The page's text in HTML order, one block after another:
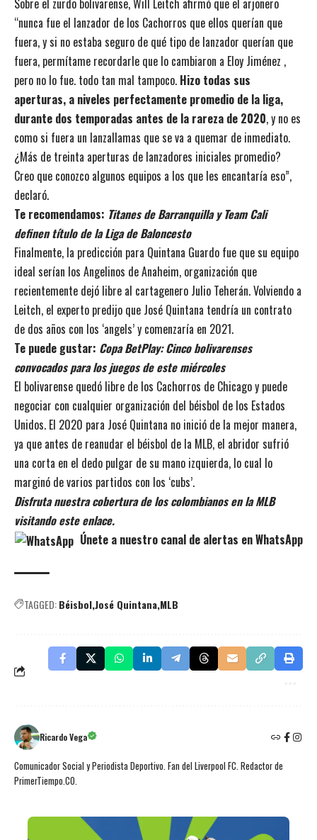
Sobre el zurdo bolivarense, Will Leitch afirmó que el arjonero
“nunca fue el lanzador de los Cachorros que ellos querían que
fuera, y si no estaba seguro de qué tipo de lanzador querían que
fuera, permítame recordarle que lo cambiaron a Eloy Jiménez ,
pero no lo fue. todo tan mal tampoco. Hizo todas sus
aperturas, a niveles perfectamente promedio de la liga,
durante dos temporadas antes de la rareza de 2020, y no es
como si fuera un lanzallamas que se va a quemar de inmediato.
¿Más de treinta aperturas de lanzadores iniciales promedio?
Creo que conozco algunos equipos a los que les encantaría eso”,
declaró.
Te recomendamos: Titanes de Barranquilla y Team Cali
definen título de la Liga de Baloncesto
Finalmente, la predicción para Quintana Guardo fue que su equipo
ideal serían los Angelinos de Anaheim, organización que
recientemente dejó libre al cartagenero Julio Teherán. Volviendo a
Leitch, el experto predijo que José Quintana tendría un contrato
de dos años con los ‘angels’ y comenzaría en 2021.
Te puede gustar: Copa BetPlay: Cinco bolivarenses
convocados para los juegos de este miércoles
El bolivarense quedó libre de los Cachorros de Chicago y puede
negociar con cualquier organización del béisbol de los Estados
Unidos. El 2020 para José Quintana no inició de la mejor manera,
ya que antes de reanudar el béisbol de la MLB, el abridor sufrió
una corta en el dedo pulgar de su mano izquierda, lo cual lo
marginó de varios partidos con los ‘cubs’.
Disfruta nuestra cobertura de los colombianos en la MLB
visitando este enlace.
Únete a nuestro canal de alertas en WhatsApp
TAGGED:BéisbolJosé Quintana MLB
Ricardo Vega
Comunicador Social y Periodista Deportivo. Fan del Liverpool FC. Redactor de
PrimerTiempo.CO.